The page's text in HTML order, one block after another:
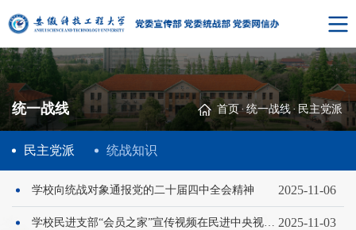
统一战线 首页·统一战线 · 民主党派
民主党派 统战知识
2025-11-06
学校向统战对象通报党的二十届四中全会精神
2025-11-03
学校民进支部“会员之家”宣传视频在民进中央视频号展播